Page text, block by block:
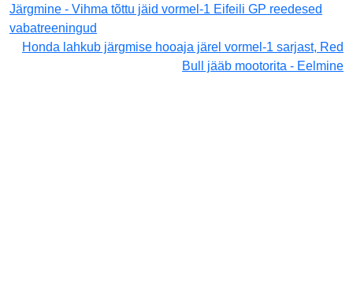
Järgmine - Vihma tõttu jäid vormel-1 Eifeili GP reedesed
vabatreeningud
Honda lahkub järgmise hooaja järel vormel-1 sarjast, Red
Bull jääb mootorita - Eelmine